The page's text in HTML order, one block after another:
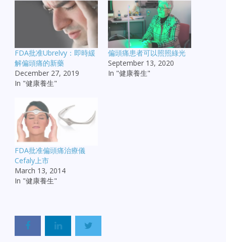
FDA批准Ubrelvy：即時緩
解偏頭痛的新藥
December 27, 2019
In "健康養生"
偏頭痛患者可以照照綠光
September 13, 2020
In "健康養生"
FDA批准偏頭痛治療儀
Cefaly上市
March 13, 2014
In "健康養生"